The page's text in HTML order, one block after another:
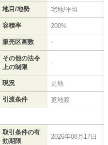
地目/地勢 宅地/平坦
容積率 200%
販売区画数 -
その他の法令
上の制限
-
現況 更地
引渡条件 更地渡
取引条件の有
効期限
2026年08月17日